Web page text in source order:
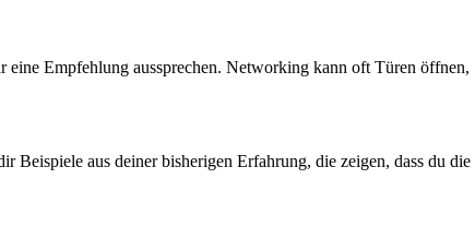
Empfehlung aussprechen. Networking kann oft Türen öffnen,
Beispiele aus deiner bisherigen Erfahrung, die zeigen, dass du die